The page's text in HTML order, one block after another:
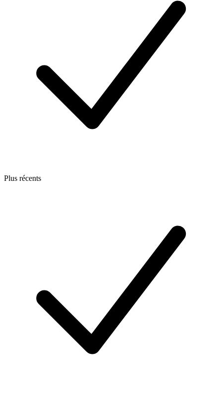
Plus récents